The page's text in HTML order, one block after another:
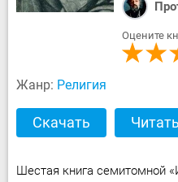
Оцените
Жанр: Религия
Скачать
Шестая книга семитомной